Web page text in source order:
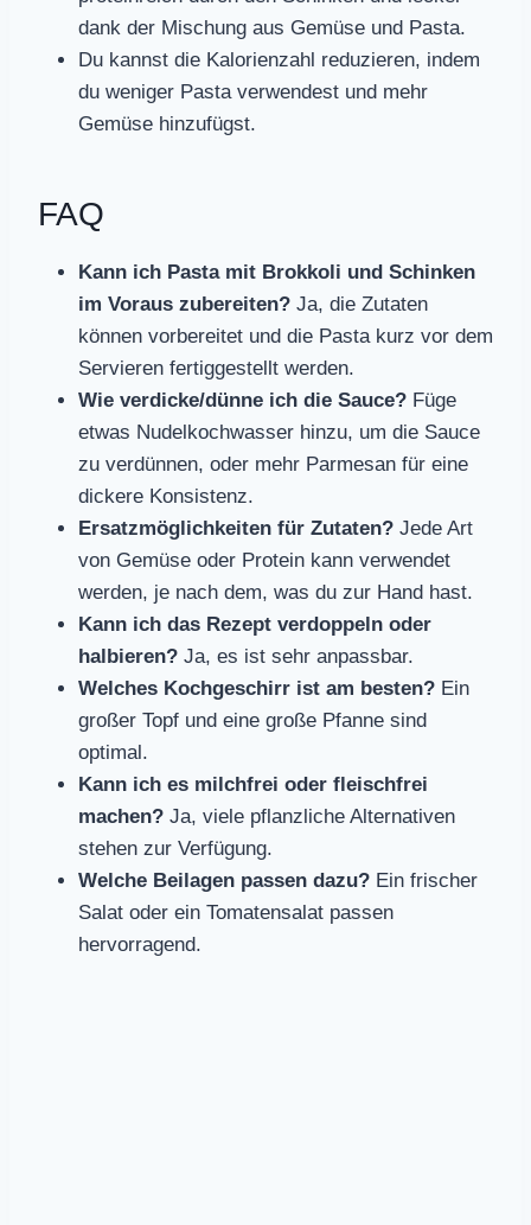
dank der Mischung aus Gemüse und Pasta.
Du kannst die Kalorienzahl reduzieren, indem
du weniger Pasta verwendest und mehr
Gemüse hinzufügst.
FAQ
Kann ich Pasta mit Brokkoli und Schinken
im Voraus zubereiten? Ja, die Zutaten
können vorbereitet und die Pasta kurz vor dem
Servieren fertiggestellt werden.
Wie verdicke/dünne ich die Sauce? Füge
etwas Nudelkochwasser hinzu, um die Sauce
zu verdünnen, oder mehr Parmesan für eine
dickere Konsistenz.
Ersatzmöglichkeiten für Zutaten? Jede Art
von Gemüse oder Protein kann verwendet
werden, je nach dem, was du zur Hand hast.
Kann ich das Rezept verdoppeln oder
halbieren? Ja, es ist sehr anpassbar.
Welches Kochgeschirr ist am besten? Ein
großer Topf und eine große Pfanne sind
optimal.
Kann ich es milchfrei oder fleischfrei
machen? Ja, viele pflanzliche Alternativen
stehen zur Verfügung.
Welche Beilagen passen dazu? Ein frischer
Salat oder ein Tomatensalat passen
hervorragend.